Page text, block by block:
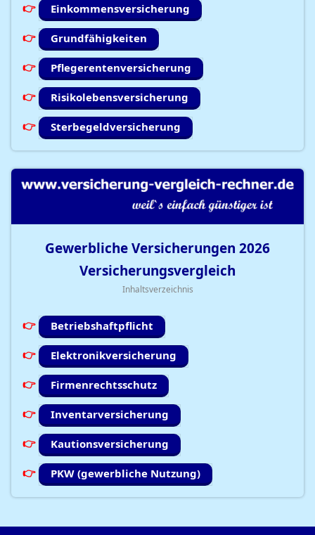
Einkommensversicherung
Grundfähigkeiten
Pflegerentenversicherung
Risikolebensversicherung
Sterbegeldversicherung
Gewerbliche Versicherungen 2026
Versicherungsvergleich
Inhaltsverzeichnis
Betriebshaftpflicht
Elektronikversicherung
Firmenrechtsschutz
Inventarversicherung
Kautionsversicherung
PKW (gewerbliche Nutzung)